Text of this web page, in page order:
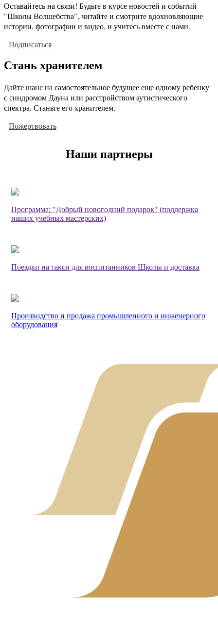
Оставайтесь на связи! Будьте в курсе новостей и событий
"Школы Волшебства", читайте и смотрите вдохновляющие
истории, фотографии и видео, и учитесь вместе с нами.
Подписаться
Стань хранителем
Дайте шанс на самостоятельное будущее еще одному ребенку
с синдромом Дауна или расстройством аутистического
спектра. Станьте его хранителем.
Пожертвовать
Наши партнеры
Программа: "Добрый новогодний подарок" (поддержка
наших учебных мастерских)
Поездки на такси для воспитанников Школы и доставка
Производство и продажа промышленного и инженерного
оборудования